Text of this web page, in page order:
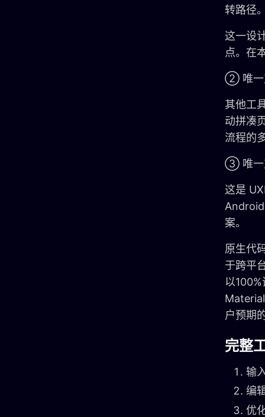
转路径
这一设
点。在
② 唯一
其他工
动拼凑
流程的
③ 唯一
这是
案。
原生代
于跨平
以
户预期
完整
输
编
优